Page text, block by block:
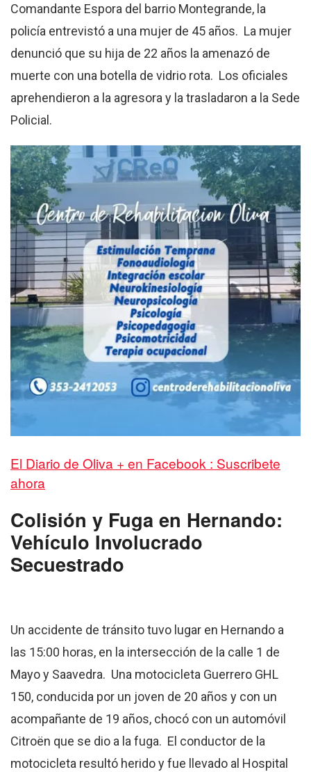
Comandante Espora del barrio Montegrande, la
policía entrevistó a una mujer de 45 años. La mujer
denunció que su hija de 22 años la amenazó de
muerte con una botella de vidrio rota. Los oficiales
aprehendieron a la agresora y la trasladaron a la Sede
Policial.
El Diario de Oliva + en Facebook : Suscribete
ahora
Colisión y Fuga en Hernando:
Vehículo Involucrado
Secuestrado
Un accidente de tránsito tuvo lugar en Hernando a
las 15:00 horas, en la intersección de la calle 1 de
Mayo y Saavedra. Una motocicleta Guerrero GHL
150, conducida por un joven de 20 años y con un
acompañante de 19 años, chocó con un automóvil
Citroën que se dio a la fuga. El conductor de la
motocicleta resultó herido y fue llevado al Hospital